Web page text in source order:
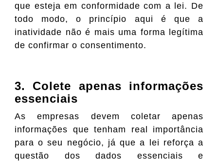
que esteja em conformidade com a lei. De
todo modo, o princípio aqui é que a
inatividade não é mais uma forma legítima
de confirmar o consentimento.
3. Colete apenas informações
essenciais
As empresas devem coletar apenas
informações que tenham real importância
para o seu negócio, já que a lei reforça a
questão dos dados essenciais e